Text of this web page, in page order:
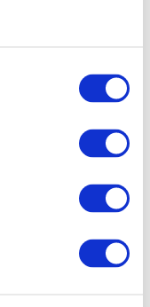
Всі заходи